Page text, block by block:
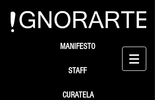
STAFF
MANIFESTO
CURATELA